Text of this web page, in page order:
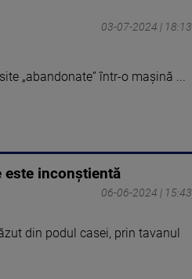
03-07-2024 | 18:13
„abandonate” într-o mașină ...
este inconștientă
06-06-2024 | 15:43
din podul casei, prin tavanul